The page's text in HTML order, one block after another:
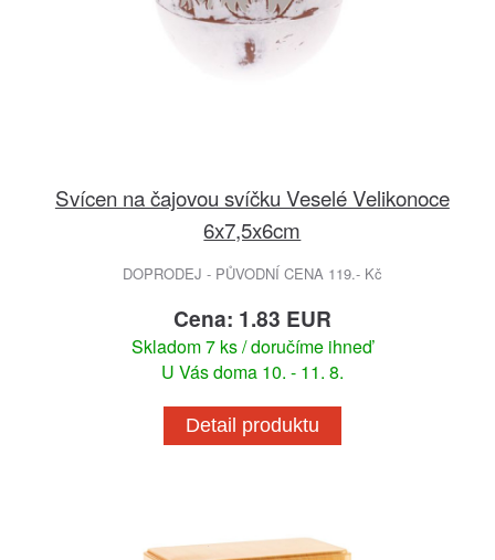
Svícen na čajovou svíčku Veselé Velikonoce
6x7,5x6cm
DOPRODEJ - PŮVODNÍ CENA 119.- Kč
Cena: 1.83 EUR
Skladom 7 ks / doručíme ihneď
U Vás doma 10. - 11. 8.
Detail produktu